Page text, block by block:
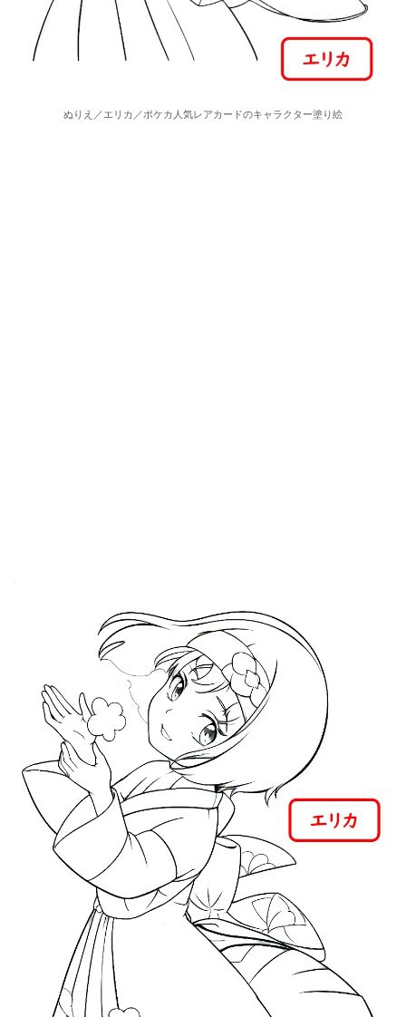
ぬりえ／エリカ／ポケカ人気レアカードのキャラクター塗り絵